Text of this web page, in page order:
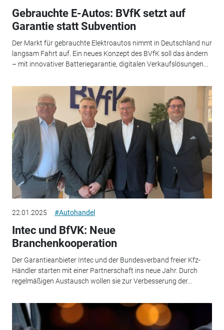
Gebrauchte E-Autos: BVfK setzt auf
Garantie statt Subvention
Der Markt für gebrauchte Elektroautos nimmt in Deutschland nur
langsam Fahrt auf. Ein neues Konzept des BVfK soll das ändern
– mit innovativer Batteriegarantie, digitalen Verkaufslösungen...
22.01.2025 #Autohandel
Intec und BfVK: Neue
Branchenkooperation
Der Garantieanbieter Intec und der Bundesverband freier Kfz-
Händler starten mit einer Partnerschaft ins neue Jahr. Durch
regelmäßigen Austausch wollen sie zur Verbesserung der...